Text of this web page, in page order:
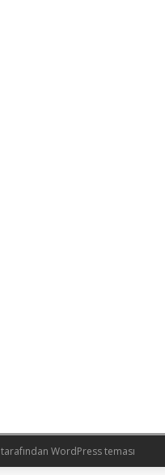
tarafından WordPress teması